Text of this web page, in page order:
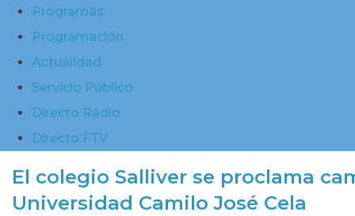
Programas
Programación
Actualidad
Servicio Público
Directo Radio
Directo FTV
El colegio Salliver se proclama
Universidad Camilo José Cela